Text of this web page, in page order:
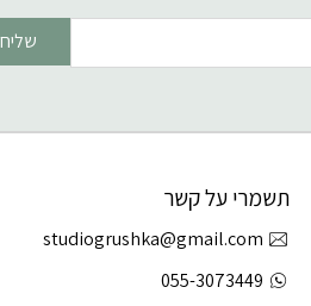
תשמרי על קשר
studiogrushka@gmail.com
055-3073449